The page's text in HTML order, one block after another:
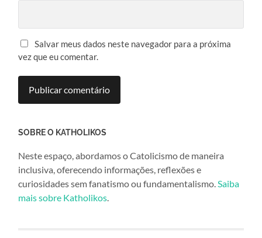
Salvar meus dados neste navegador para a próxima
vez que eu comentar.
SOBRE O KATHOLIKOS
Neste espaço, abordamos o Catolicismo de maneira
inclusiva, oferecendo informações, reflexões e
curiosidades sem fanatismo ou fundamentalismo.Saiba
mais sobre Katholikos.